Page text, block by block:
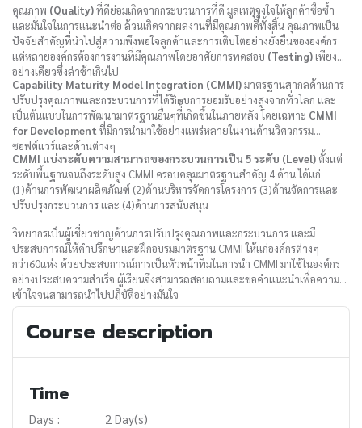
คุณภาพ (Quality)ที่ดีย่อมเกิดจากกระบวนการที่ดี มูลเหตุจูงใจให้ลูกค้าซื้อซ้ำ
และมั่นใจในการแนะนำต่อ ล้วนเกิดจากผลงานที่มีคุณภาพดีทั้งสิ้น คุณภาพเป็น
ปัจจัยสำคัญที่นำไปสู่ความพึงพอใจลูกค้าและการเติบโตอย่างยั่งยืนขององค์กร
แต่หลายองค์กรต้องการงานที่มีคุณภาพโดยอาศัยการทดสอบ (Testing) เพียง
อย่างเดียวซึ่งล่าช้าเกินไป
Capability Maturity Model Integration (CMMI)มาตรฐานสากลด้านการ
ปรับปรุงคุณภาพและกระบวนการที่ได้รัinบการยอมรับอย่างสูงจากทั่วโลก และ
เป็นต้นแบบในการพัฒนามาตรฐานอื่นๆที่้้เกิดขึ้นในภายหลัง โดยเฉพาะ CMMI
for Development ที่มีการนำมาใช้อย่างแพร่หลายในงานด้านวิศวกรรม
ซอฟต์แวร์และด้านต่างๆ
CMMI แบ่งระดับความสามารถของกระบวนการเป็น 5 ระดับ (Level) ตั้งแต่
ระดับพื้นฐานจนถึงระดับสูง CMMI ครอบคลุมมาตรฐานสำคัญ 4 ด้าน ได้แก่
(1)ด้านการพัฒนาผลิตภัณฑ์ (2)ด้านบริหารจัดการโครงการ (3)ด้านจัดการและ
ปรับปรุงกระบวนการ และ (4)ด้านการสนับสนุน
วิทยากรเป็นผู้เชี่ยวชาญด้านการปรับปรุงคุณภาพและกระบวนการ และมี
ประสบการณ์ให้คำปรึกษาและฝึกอบรมมาตรฐาน CMMI ให้แก่องค์กรต่างๆ
กว่า60แห่ง ด้วยประสบการณ์การเป็นหัวหน้าทีมในการนำ CMMI มาใช้ในองค์กร
อย่างประสบความสำเร็จ ผู้เรียนจึงสามารถสอบถามและขอคำแนะนำเพื่อความ
เข้าใจจนสามารถนำไปปฏิบัติอย่างมั่นใจ
Course description
Time
Days :
2 Day(s)